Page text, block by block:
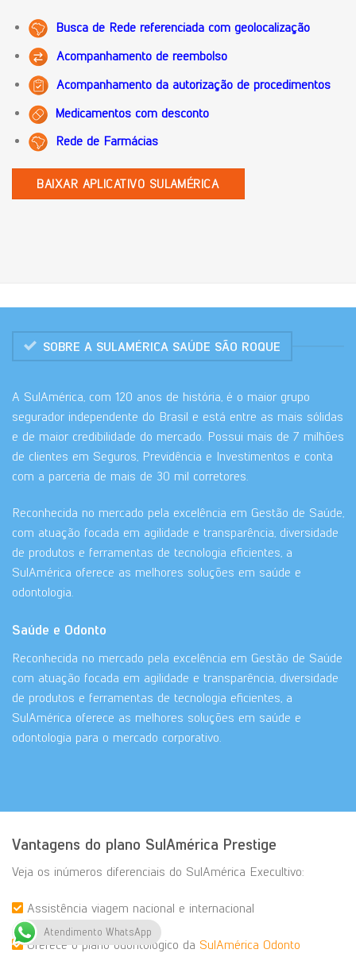
Busca de Rede referenciada com geolocalização
Acompanhamento de reembolso
Acompanhamento da autorização de procedimentos
Medicamentos com desconto
Rede de Farmácias
BAIXAR APLICATIVO SULAMÉRICA
SOBRE A SULAMÉRICA SAÚDE SÃO ROQUE
A SulAmérica, com 120 anos de história, é o maior grupo
segurador independente do Brasil e está entre as mais sólidas
e de maior credibilidade do mercado. Possui mais de 7 milhões
de clientes em Seguros, Previdência e Investimentos e conta
com a parceria de mais de 30 mil corretores.
Reconhecida no mercado pela excelência em Gestão de Saúde,
com atuação focada em agilidade e transparência, diversidade
de produtos e ferramentas de tecnologia eficientes, a
SulAmérica oferece as melhores soluções em saúde e
odontologia.
Saúde e Odonto
Reconhecida no mercado pela excelência em Gestão de Saúde
com atuação focada em agilidade e transparência, diversidade
de produtos e ferramentas de tecnologia eficientes, a
SulAmérica oferece as melhores soluções em saúde e
odontologia para o mercado corporativo.
Vantagens do plano SulAmérica Prestige
Veja os inúmeros diferenciais do SulAmérica Execultivo:
Assistência viagem nacional e internacional
Oferece o plano odontológico da SulAmérica Odonto
Atendimento WhatsApp